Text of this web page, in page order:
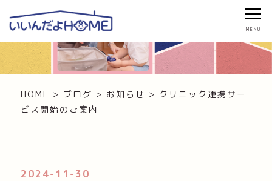
ブログ・お知らせ
HOME > ブログ > お知らせ > クリニック連携サー
ビス開始のご案内
2024-11-30